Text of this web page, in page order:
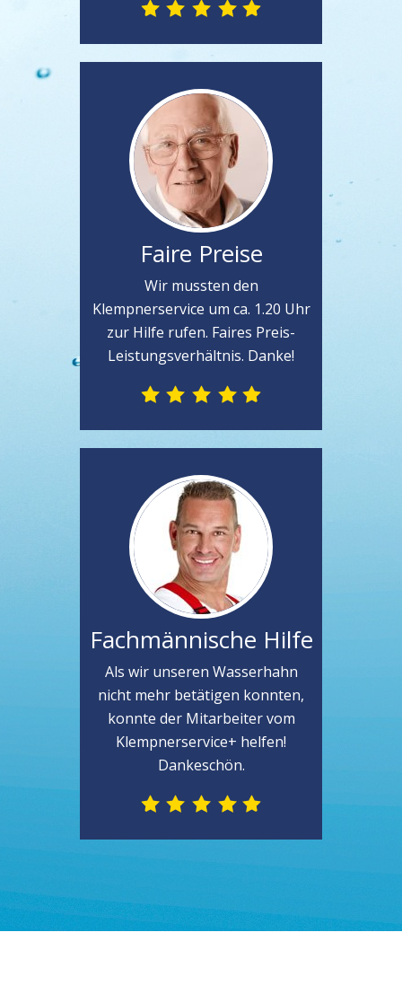
Faire Preise
Wir mussten den
Klempnerservice um ca. 1.20 Uhr
zur Hilfe rufen. Faires Preis-
Leistungsverhältnis. Danke!
Fachmännische Hilfe
Als wir unseren Wasserhahn
nicht mehr betätigen konnten,
konnte der Mitarbeiter vom
Klempnerservice+ helfen!
Dankeschön.